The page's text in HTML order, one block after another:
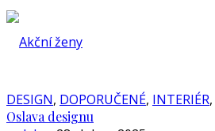
DESIGN, DOPORUČENÉ, INTERIÉR,
Oslava designu